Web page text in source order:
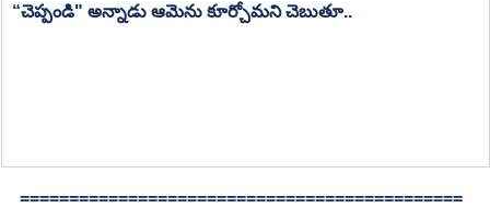
“చెప్పండి" అన్నాడు ఆమెను కూర్చోమని చెబుతూ..
=============================================